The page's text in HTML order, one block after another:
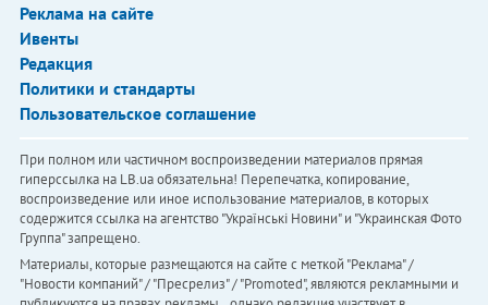
Реклама на сайте
Ивенты
Редакция
Политики и стандарты
Пользовательское соглашение
При полном или частичном воспроизведении материалов прямая
гиперссылка на LB.ua обязательна! Перепечатка, копирование,
воспроизведение или иное использование материалов, в которых
содержится ссылка на агентство "Українськi Новини" и "Украинская Фото
Группа" запрещено.
Материалы, которые размещаются на сайте с меткой "Реклама" /
"Новости компаний" / "Пресрелиз" / "Promoted", являются рекламными и